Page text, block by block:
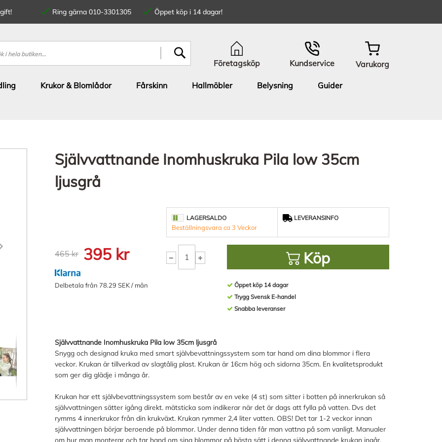
Ring gärna 010-3301305
Öppet köp i 14 dagar!
Företagsköp Kundservice Varukorg
Krukor & Blomlådor Fårskinn Hallmöbler Belysning
Guider
Självvattnande Inomhuskruka Pila low 35cm
ljusgrå
465 kr 395 kr
Delbetala från 78.29 SEK / mån
LAGERSALDO
Beställningsvara ca 3 Veckor
LEVERANSINFO
Köp
Öppet köp 14 dagar
Trygg Svensk E-handel
Snabba leveranser
Självvattnande Inomhuskruka Pila low 35cm ljusgrå
Snygg och designad kruka med smart självbevattningssystem som tar hand om dina blommor i flera
veckor. Krukan är tillverkad av slagtålig plast. Krukan är 16cm hög och sidorna 35cm. En kvalitetsprodukt
som ger dig glädje i många år.
Krukan har ett självbevattningssystem som består av en veke (4 st) som sitter i botten på innerkrukan så
självvattningen sätter igång direkt. mätsticka som indikerar när det är dags att fylla på vatten. Dvs det
rymms 4 innerkrukor från din krukväxt. Krukan rymmer 2,4 liter vatten. OBS! Det tar 1-2 veckor innan
självvattningen börjar beroende på blommor. Under denna tiden får man vattna på som vanligt. Manualer
om hur man monterar och tar hand om sina blommor på bästa sätt i denna självvattnande krukan ingår.